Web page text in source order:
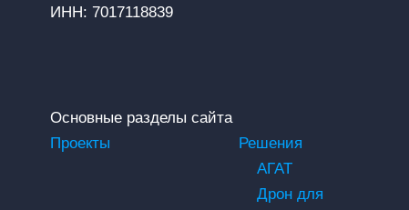
ИНН: 7017118839
Основные разделы сайта
Проекты
Решения
АГАТ
Дрон для